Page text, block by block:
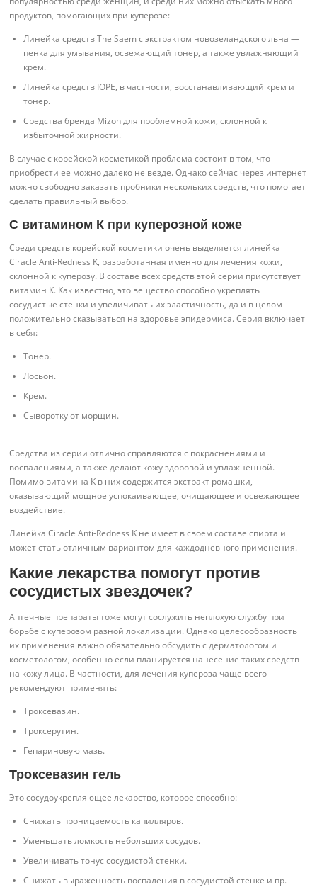
продуктов, помогающих при куперозе:
Линейка средств The Saem с экстрактом новозеландского льна —
пенка для умывания, освежающий тонер, а также увлажняющий
крем.
Линейка средств IOPE, в частности, восстанавливающий крем и
тонер.
Средства бренда Mizon для проблемной кожи, склонной к
избыточной жирности.
В случае с корейской косметикой проблема состоит в том, что
приобрести ее можно далеко не везде. Однако сейчас через интернет
можно свободно заказать пробники нескольких средств, что помогает
сделать правильный выбор.
С витамином К при куперозной коже
Среди средств корейской косметики очень выделяется линейка
Ciracle Anti-Redness K, разработанная именно для лечения кожи,
склонной к куперозу. В составе всех средств этой серии присутствует
витамин К. Как известно, это вещество способно укреплять
сосудистые стенки и увеличивать их эластичность, да и в целом
положительно сказываться на здоровье эпидермиса. Серия включает
в себя:
Тонер.
Лосьон.
Крем.
Сыворотку от морщин.
Средства из серии отлично справляются с покраснениями и
воспалениями, а также делают кожу здоровой и увлажненной.
Помимо витамина К в них содержится экстракт ромашки,
оказывающий мощное успокаивающее, очищающее и освежающее
воздействие.
Линейка Ciracle Anti-Redness K не имеет в своем составе спирта и
может стать отличным вариантом для каждодневного применения.
Какие лекарства помогут против
сосудистых звездочек?
Аптечные препараты тоже могут сослужить неплохую службу при
борьбе с куперозом разной локализации. Однако целесообразность
их применения важно обязательно обсудить с дерматологом и
косметологом, особенно если планируется нанесение таких средств
на кожу лица. В частности, для лечения купероза чаще всего
рекомендуют применять:
Троксевазин.
Троксерутин.
Гепариновую мазь.
Троксевазин гель
Это сосудоукрепляющее лекарство, которое способно:
Снижать проницаемость капилляров.
Уменьшать ломкость небольших сосудов.
Увеличивать тонус сосудистой стенки.
Снижать выраженность воспаления в сосудистой стенке и пр.